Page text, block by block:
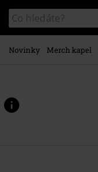
hlavnímu
obsahu
Katalog
vyhledávání
Novinky Merch kapel